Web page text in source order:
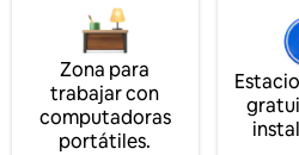
Zona para
trabajar con
computadoras
portátiles.